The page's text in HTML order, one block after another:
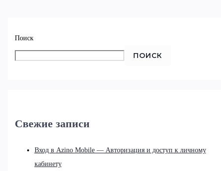
Поиск
ПОИСК
Свежие записи
Вход в Azino Mobile — Авторизация и доступ к личному
кабинету